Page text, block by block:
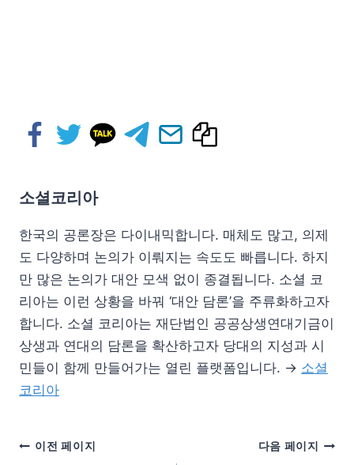
소셜코리아
한국의 공론장은 다이내믹합니다. 매체도 많고, 의제
도 다양하며 논의가 이뤄지는 속도도 빠릅니다. 하지
만 많은 논의가 대안 모색 없이 종결됩니다. 소셜 코
리아는 이런 상황을 바꿔 ‘대안 담론’을 주류화하고자
합니다. 소셜 코리아는 재단법인 공공상생연대기금이
상생과 연대의 담론을 확산하고자 당대의 지성과 시
민들이 함께 만들어가는 열린 플랫폼입니다. → 소셜
코리아
이전 페이지 다음 페이지